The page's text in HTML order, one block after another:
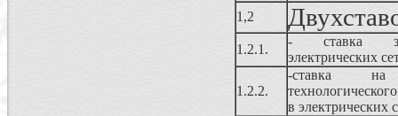
1,2
1.2.1.
- ставка за
электрических
1.2.2.
-ставка
в электрических